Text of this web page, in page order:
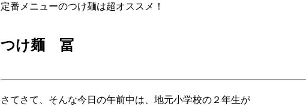
定番メニューのつけ麺は超オススメ！
つけ麺 冨
さてさて、そんな今日の午前中は、地元小学校の２年生が